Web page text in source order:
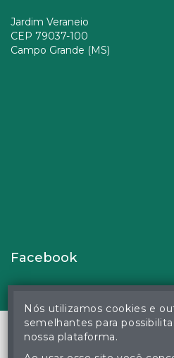
Jardim Veraneio
CEP 79037-100
Campo Grande (MS)
Facebook
Nós utilizamos cookies e
semelhantes para
nossa plataforma.